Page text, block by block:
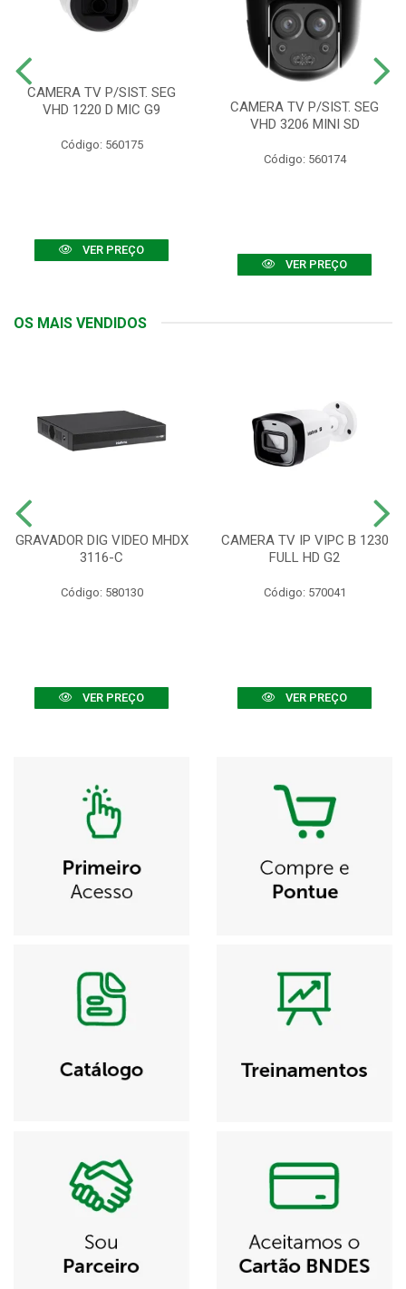
CAMERA TV P/SIST. SEG
VHD 1220 D MIC G9
Código: 560175
VER PREÇO
CAMERA TV P/SIST. SEG
VHD 3206 MINI SD
Código: 560174
VER PREÇO
OS MAIS VENDIDOS
GRAVADOR DIG VIDEO MHDX
3116-C
Código: 580130
VER PREÇO
CAMERA TV IP VIPC B 1230
FULL HD G2
Código: 570041
VER PREÇO